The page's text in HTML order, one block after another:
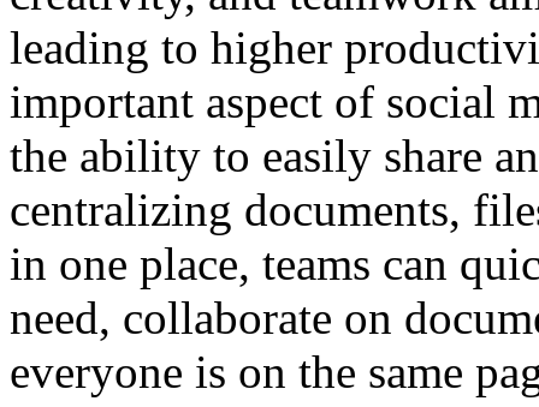
leading to higher
important aspect of social
the ability to easily share
centralizing documents,
in one place, teams can
need, collaborate on
everyone is on the same